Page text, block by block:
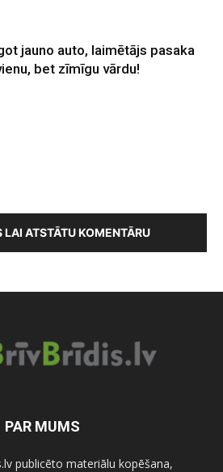
jauno auto, laimētājs pasaka
bet zīmīgu vārdu!
LAI ATSTĀTU KOMENTĀRU
PAR MUMS
publicēto materiālu kopēšana,